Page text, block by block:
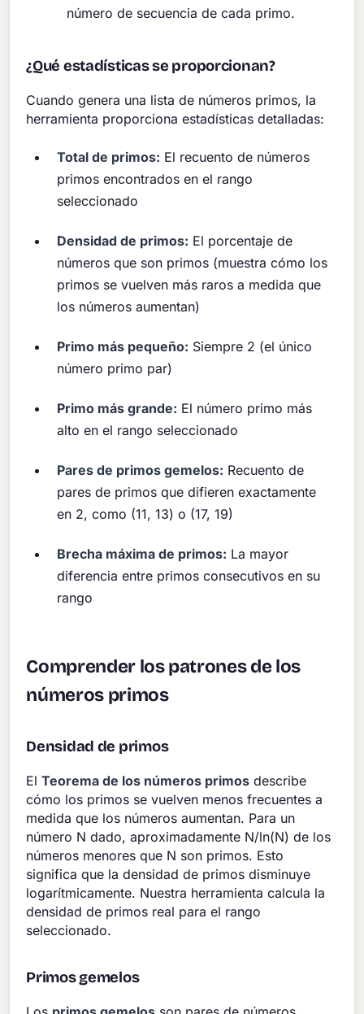
número de secuencia de cada primo.
¿Qué estadísticas se proporcionan?
Cuando genera una lista de números primos, la
herramienta proporciona estadísticas detalladas:
Total de primos: El recuento de números
primos encontrados en el rango
seleccionado
Densidad de primos: El porcentaje de
números que son primos (muestra cómo los
primos se vuelven más raros a medida que
los números aumentan)
Primo más pequeño: Siempre 2 (el único
número primo par)
Primo más grande: El número primo más
alto en el rango seleccionado
Pares de primos gemelos: Recuento de
pares de primos que difieren exactamente
en 2, como (11, 13) o (17, 19)
Brecha máxima de primos: La mayor
diferencia entre primos consecutivos en su
rango
Comprender los patrones de los
números primos
Densidad de primos
ElTeorema de los números primos describe
cómo los primos se vuelven menos frecuentes a
medida que los números aumentan. Para un
número N dado, aproximadamente N/ln(N) de los
números menores que N son primos. Esto
significa que la densidad de primos disminuye
logarítmicamente. Nuestra herramienta calcula la
densidad de primos real para el rango
seleccionado.
Primos gemelos